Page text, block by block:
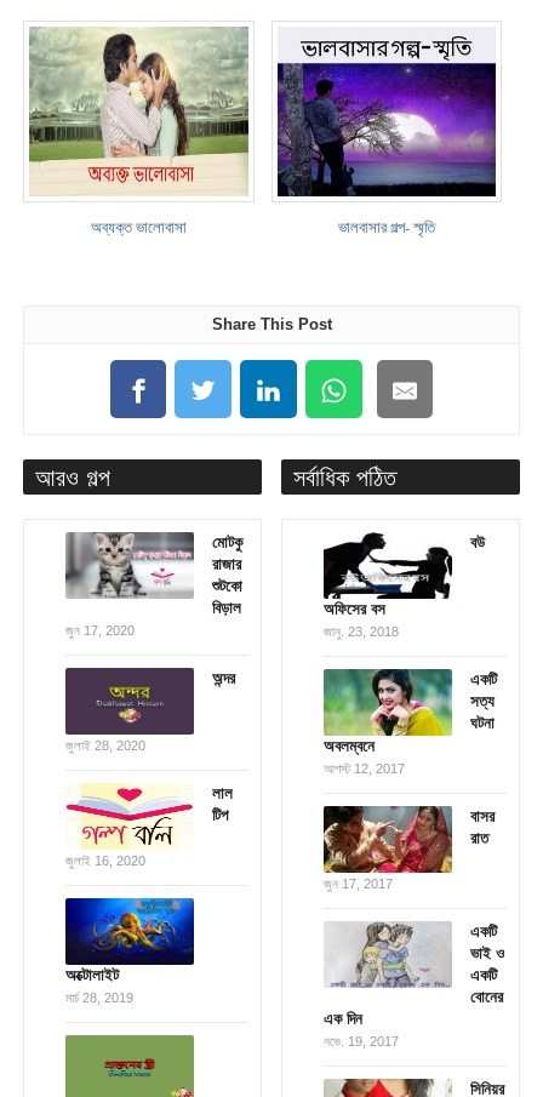
অব্যক্ত ভালোবাসা ভালবাসার গল্প- স্মৃতি
Share This Post
আরও গল্প
মোটকু
রাজার
শুটকো
বিড়াল
জুন 17, 2020
অন্দর
জুলাই 28, 2020
লাল
টিপ
জুলাই 16, 2020
অক্টোলাইট
মার্চ 28, 2019
সর্বাধিক পঠিত
বউ
অফিসের বস
জানু. 23, 2018
একটি
সত্য
ঘটনা
অবলম্বনে
আগস্ট 12, 2017
বাসর
রাত
জুন 17, 2017
একটি
ভাই ও
একটি
বোনের
এক দিন
নভে. 19, 2017
সিনিয়র